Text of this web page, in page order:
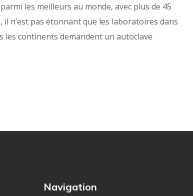
les meilleurs au monde, avec plus de 45
il n’est pas étonnant que les laboratoires dans
continents demandent un autoclave
Navigation